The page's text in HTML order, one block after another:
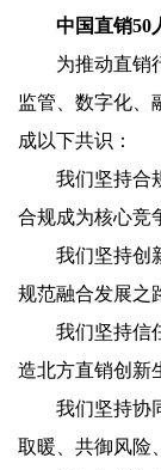
中国直销50人
为推动直销行
监管、数字化、
成以下共识：
我们坚持合规
合规成为核心竞
我们坚持创新
规范融合发展之
我们坚持信任
造北方直销创新
我们坚持协同
取暖、共御风险